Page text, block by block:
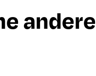
andere